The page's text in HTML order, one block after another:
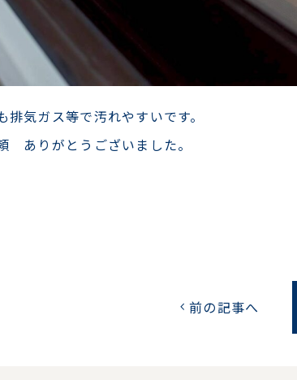
排気ガス等で汚れやすいです。
ありがとうございました。
chevron_left前の記事へ